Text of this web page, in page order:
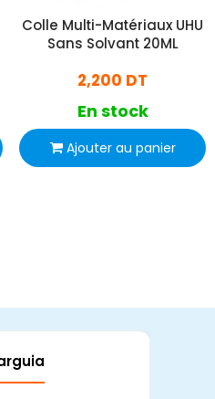
Colle Multi-Matériaux UHU
Sans Solvant 20ML
2,200 DT
En stock
Ajouter au panier